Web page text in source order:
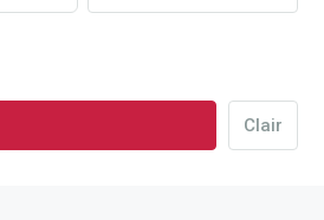
Clair